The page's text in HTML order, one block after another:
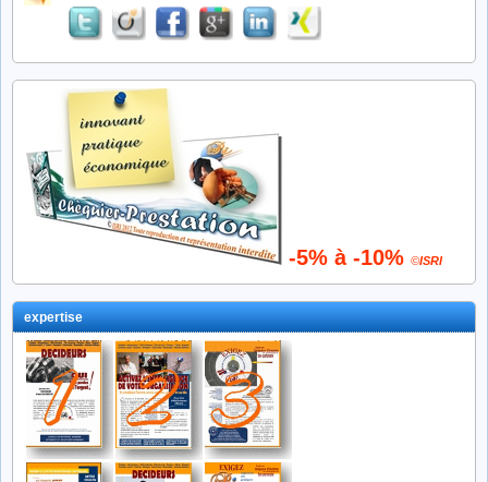
-5% à -10% ©ISRI
expertise